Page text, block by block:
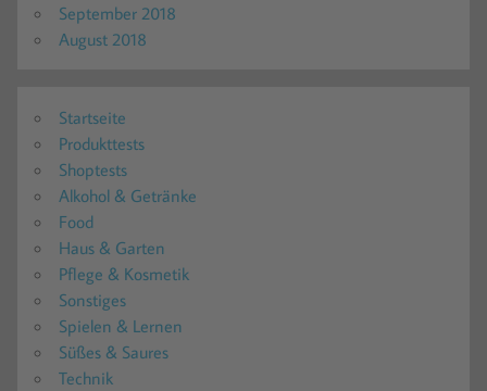
September 2018
August 2018
Startseite
Produkttests
Shoptests
Alkohol & Getränke
Food
Haus & Garten
Pflege & Kosmetik
Sonstiges
Spielen & Lernen
Süßes & Saures
Technik